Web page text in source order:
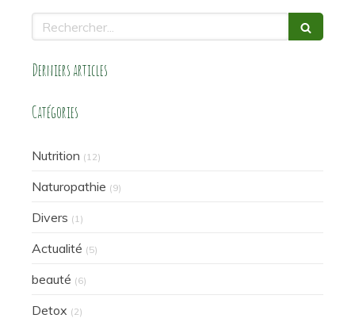
Rechercher
Derniers articles
Catégories
Nutrition (12)
Naturopathie (9)
Divers (1)
Actualité (5)
beauté (6)
Detox (2)